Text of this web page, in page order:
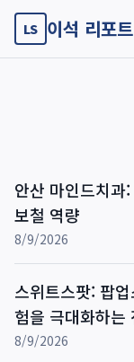
LS 이석 리포트
안산 마인드치과
보철 역량
8/9/2026
스위트스팟: 팝
험을 극대화하는
8/9/2026